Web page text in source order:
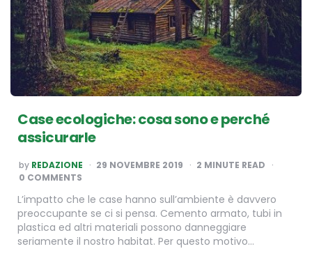
Case ecologiche: cosa sono e perché
assicurarle
POSTED
BY
by REDAZIONE 29 NOVEMBRE 2019 2 MINUTE READ
0 COMMENTS
L’impatto che le case hanno sull’ambiente è davvero
preoccupante se ci si pensa. Cemento armato, tubi in
plastica ed altri materiali possono danneggiare
seriamente il nostro habitat. Per questo motivo…